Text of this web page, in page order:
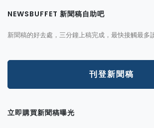
NEWSBUFFET 新聞稿自助吧
新聞稿的好去處，三分鐘上稿完成，最快接觸最多
刊登新聞稿
立即購買新聞稿曝光